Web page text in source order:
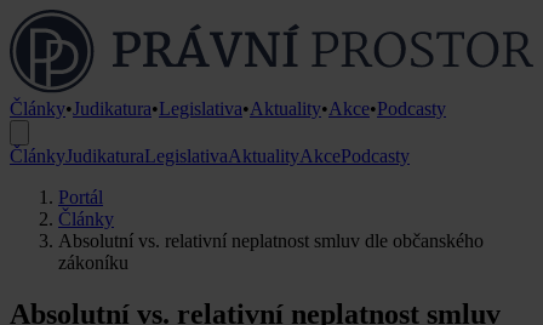
Články•Judikatura•Legislativa•Aktuality•Akce•Podcasty
ČlánkyJudikaturaLegislativaAktualityAkcePodcasty
Portál
Články
Absolutní vs. relativní neplatnost smluv dle občanského
zákoníku
Absolutní vs. relativní neplatnost smluv